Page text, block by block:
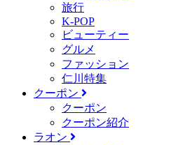
旅行
K-POP
ビューティー
グルメ
ファッション
仁川特集
クーポン
クーポン
クーポン紹介
ラオン